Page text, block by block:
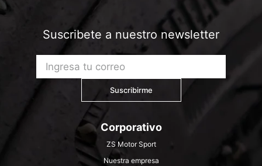
Suscribete a nuestro newsletter
Suscribirme
Corporativo
ZS Motor Sport
Nuestra empresa